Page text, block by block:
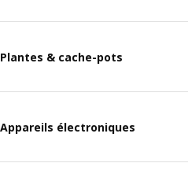
Plantes & cache-pots
Appareils électroniques